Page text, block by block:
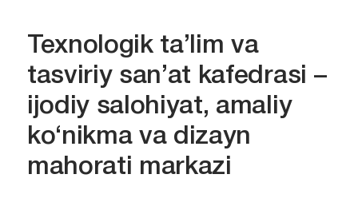
Texnologik ta’lim va
tasviriy san’at kafedrasi –
ijodiy salohiyat, amaliy
ko‘nikma va dizayn
mahorati markazi